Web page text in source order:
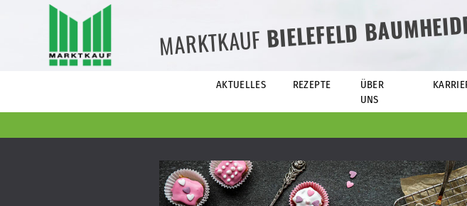
MARKTKAUFBIELEFELD
AKTUELLES REZEPTE
ÜBER
UNS